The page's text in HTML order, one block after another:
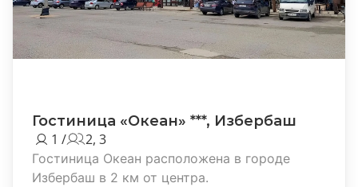
Гостиница «Океан» ***, Избербаш
1 /
2, 3
Гостиница Океан расположена в городе
Избербаш в 2 км от центра.